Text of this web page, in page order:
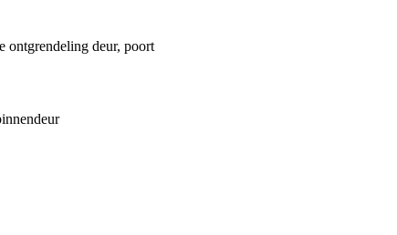
ontgrendeling deur, poort